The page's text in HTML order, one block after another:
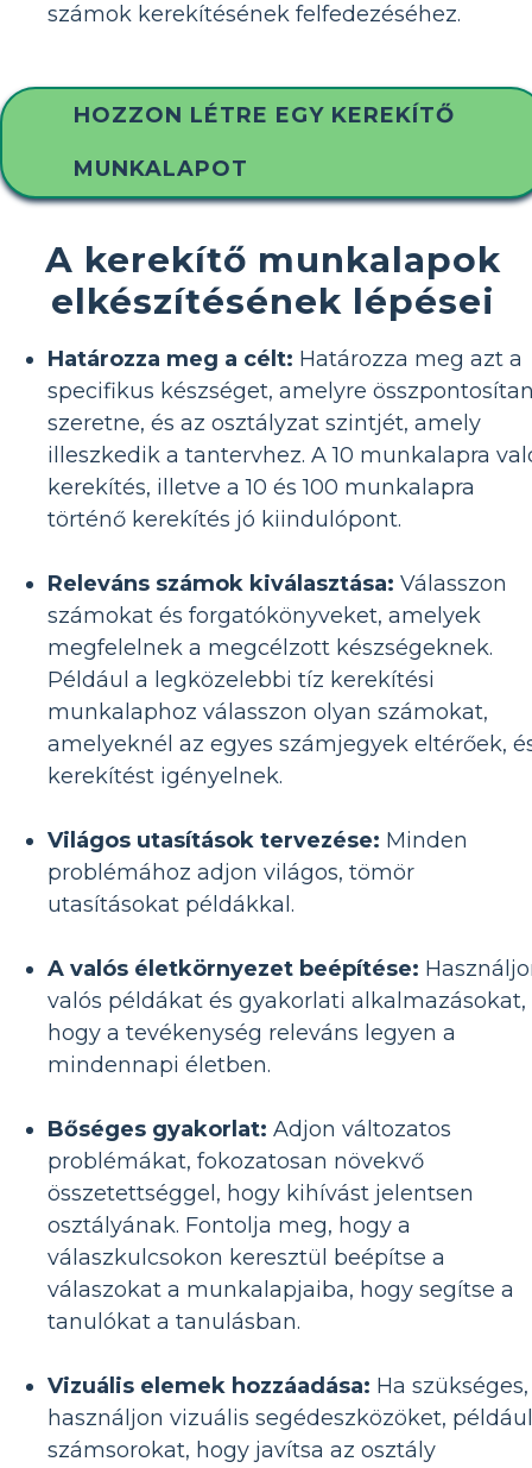
számok kerekítésének felfedezéséhez.
HOZZON LÉTRE EGY KEREKÍTŐ
MUNKALAPOT
A kerekítő munkalapok
elkészítésének lépései
Határozza meg a célt: Határozza meg azt a
specifikus készséget, amelyre
szeretne, és az osztályzat szintjét, amely
illeszkedik a tantervhez. A 10 munkalapra
kerekítés, illetve a 10 és 100 munkalapra
történő kerekítés jó kiindulópont.
Releváns számok kiválasztása: Válasszon
számokat és forgatókönyveket, amelyek
megfelelnek a megcélzott készségeknek.
Például a legközelebbi tíz kerekítési
munkalaphoz válasszon olyan számokat,
amelyeknél az egyes számjegyek eltérőek,
kerekítést igényelnek.
Világos utasítások tervezése: Minden
problémához adjon világos, tömör
utasításokat példákkal.
A valós életkörnyezet beépítése:
valós példákat és gyakorlati alkalmazásokat,
hogy a tevékenység releváns legyen a
mindennapi életben.
Bőséges gyakorlat: Adjon változatos
problémákat, fokozatosan növekvő
összetettséggel, hogy kihívást jelentsen
osztályának. Fontolja meg, hogy a
válaszkulcsokon keresztül beépítse a
válaszokat a munkalapjaiba, hogy segítse a
tanulókat a tanulásban.
Vizuális elemek hozzáadása: Ha szükséges,
használjon vizuális segédeszközöket, például
számsorokat, hogy javítsa az osztály